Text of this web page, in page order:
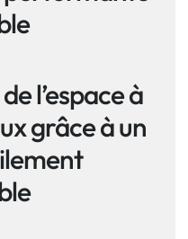
l’espace à
grâce à un